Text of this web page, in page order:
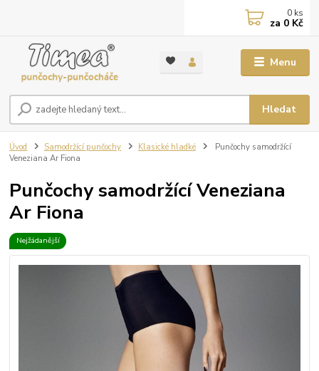
Menu
Hledat
0 ks
za 0 Kč
Úvod Samodržící punčochy Klasické hladké
Punčochy samodržící
Veneziana Ar Fiona
Punčochy samodržící Veneziana
Ar Fiona
Nejžádanější